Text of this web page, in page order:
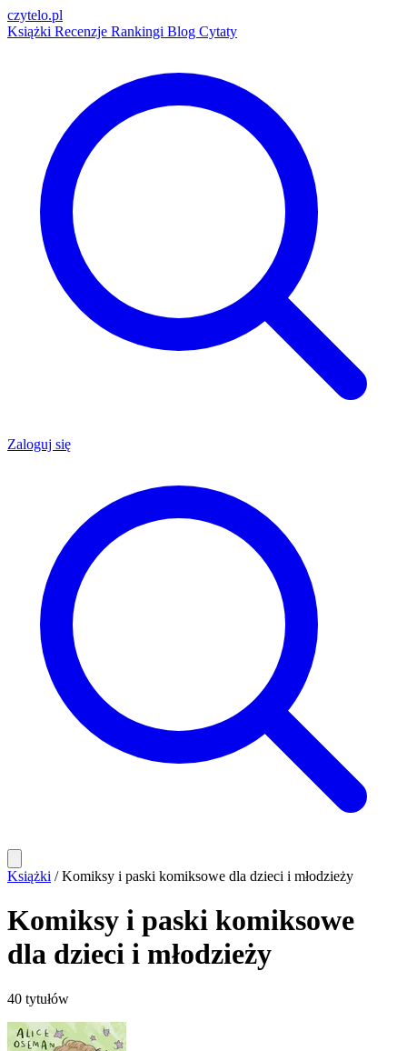
czytelo.pl
Książki Recenzje Rankingi Blog Cytaty
Zaloguj się
Książki / Komiksy i paski komiksowe dla dzieci i młodzieży
Komiksy i paski komiksowe
dla dzieci i młodzieży
40 tytułów